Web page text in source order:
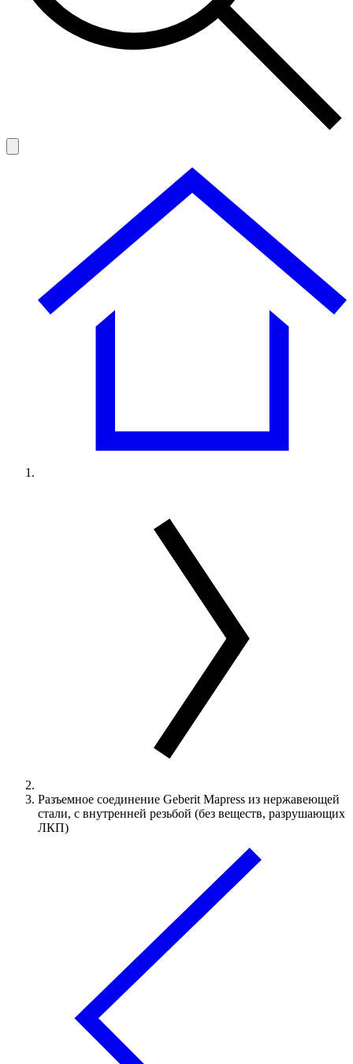
Разъемное соединение Geberit Mapress из нержавеющей
стали, с внутренней резьбой (без веществ, разрушающих
ЛКП)